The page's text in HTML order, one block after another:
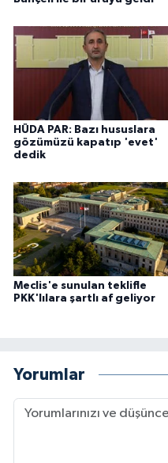
HÜDA PAR: Bazı hususlara
gözümüzü kapatıp 'evet'
dedik
Meclis'e sunulan teklifle
PKK'lılara şartlı af geliyor
Yorumlar